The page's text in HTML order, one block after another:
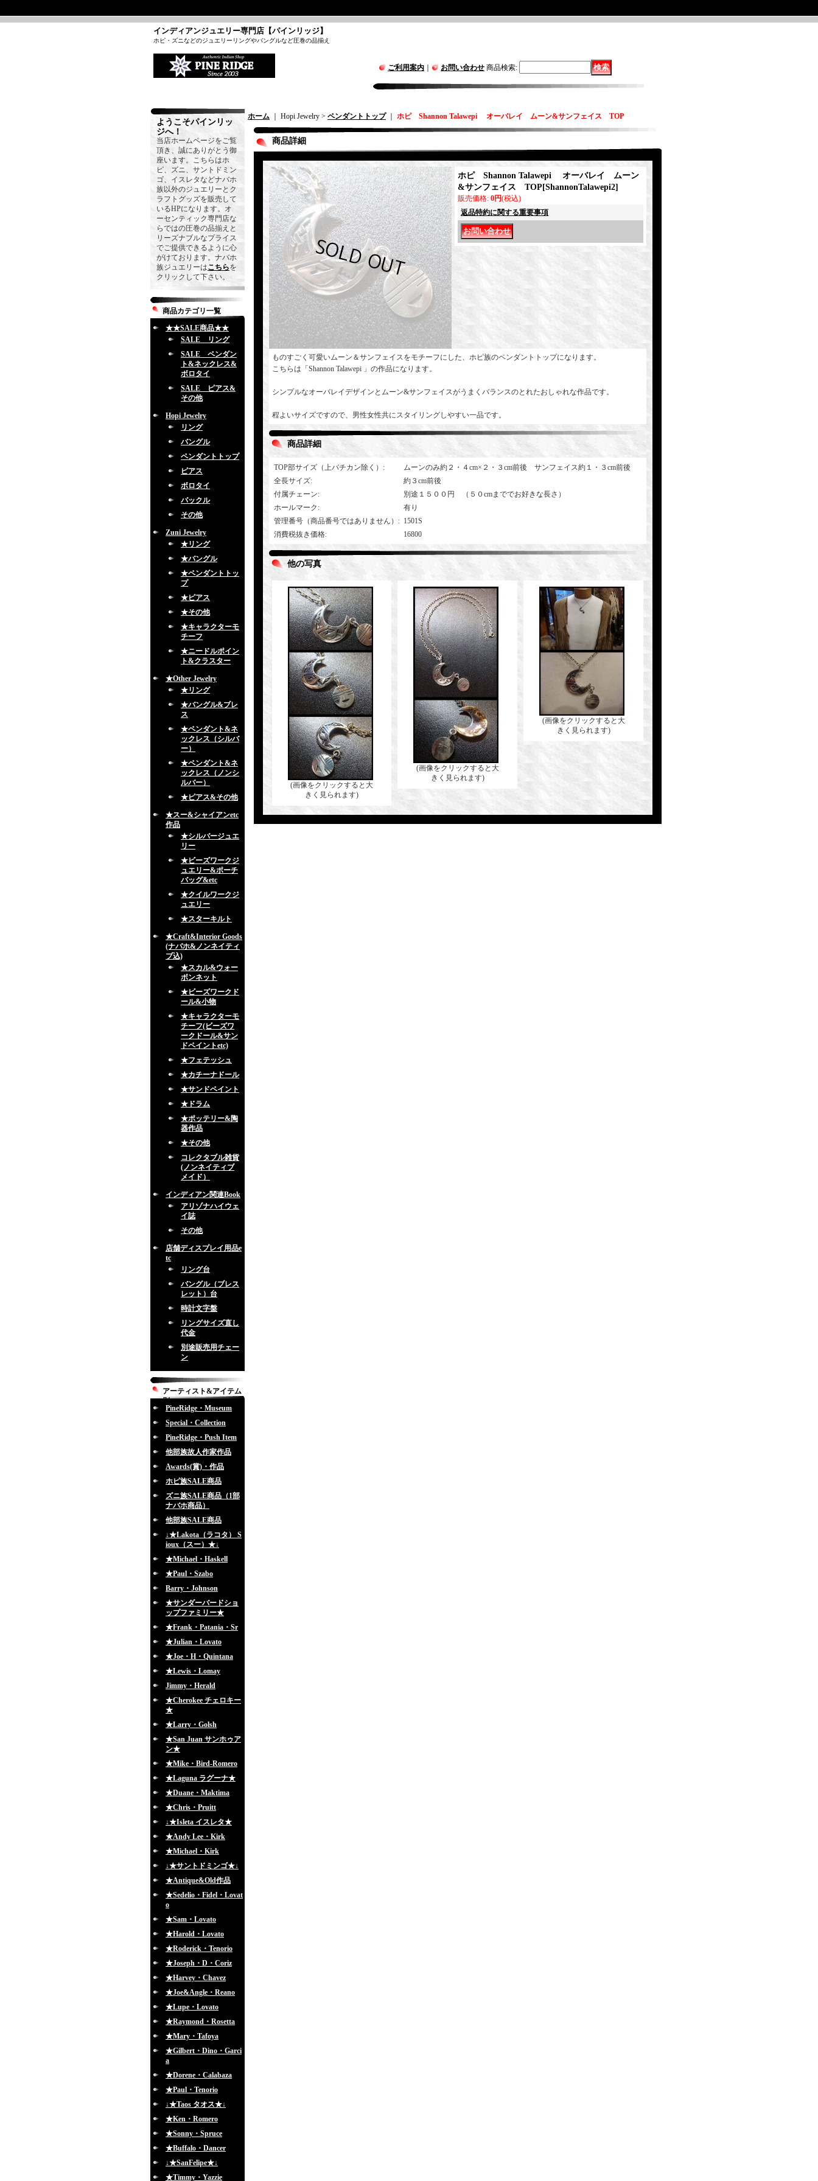
インディアンジュエリー専門店【パインリッジ】
ホピ・ズニなどのジュエリーリングやバングルなど圧巻の品揃え
ご利用案内 お問い合わせ 商品検索:
ようこそパインリッ
ジへ！
当店ホームページをご覧
頂き、誠にありがとう御
座います。こちらはホ
ピ、ズニ、サントドミン
ゴ、イスレタなどナバホ
族以外のジュエリーとク
ラフトグッズを販売して
いるHPになります。オ
ーセンティック専門店な
らではの圧巻の品揃えと
リーズナブルなプライス
でご提供できるように心
がけております。ナバホ
族ジュエリーはこちらを
クリックして下さい。
商品カテゴリ一覧
★★SALE商品★★
SALE リング
SALE ペンダン
ト&ネックレス&
ボロタイ
SALE ピアス&
その他
Hopi Jewelry
リング
バングル
ペンダントトップ
ピアス
ボロタイ
バックル
その他
Zuni Jewelry
★リング
★バングル
★ペンダントトッ
プ
★ピアス
★その他
★キャラクターモ
チーフ
★ニードルポイン
ト&クラスター
★Other Jewelry
★リング
★バングル&ブレ
ス
★ペンダント&ネ
ックレス（シルバ
ー）
★ペンダント&ネ
ックレス（ノンシ
ルバー）
★ピアス&その他
★スー&シャイアンetc
作品
★シルバージュエ
リー
★ビーズワークジ
ュエリー&ポーチ
バッグ&etc
★クイルワークジ
ュエリー
★スターキルト
★Craft&Interior Goods
(ナバホ&ノンネイティ
ブ込)
★スカル&ウォー
ボンネット
★ビーズワークド
ール&小物
★キャラクターモ
チーフ(ビーズワ
ークドール&サン
ドペイントetc)
★フェテッシュ
★カチーナドール
★サンドペイント
★ドラム
★ポッテリー&陶
器作品
★その他
コレクタブル雑貨
(ノンネイティブ
メイド）
インディアン関連Book
アリゾナハイウェ
イ誌
その他
店舗ディスプレイ用品e
tc
リング台
バングル（ブレス
レット）台
時計文字盤
リングサイズ直し
代金
別途販売用チェー
ン
アーティスト&アイテム
別
PineRidge・Museum
Special・Collection
PineRidge・Push Item
他部族故人作家作品
Awards(賞)・作品
ホピ族SALE商品
ズニ族SALE商品（1部
ナバホ商品）
他部族SALE商品
↓★Lakota（ラコタ） S
ioux（スー）★↓
★Michael・Haskell
★Paul・Szabo
Barry・Johnson
★サンダーバードショ
ップファミリー★
★Frank・Patania・Sr
★Julian・Lovato
★Joe・H・Quintana
★Lewis・Lomay
Jimmy・Herald
★Cherokee チェロキー
★
★Larry・Golsh
★San Juan サンホゥア
ン★
★Mike・Bird-Romero
★Laguna ラグーナ★
★Duane・Maktima
★Chris・Pruitt
↓★Isleta イスレタ★
★Andy Lee・Kirk
★Michael・Kirk
↓★サントドミンゴ★↓
★Antique&Old作品
★Sedelio・Fidel・Lovat
o
★Sam・Lovato
★Harold・Lovato
★Roderick・Tenorio
★Joseph・D・Coriz
★Harvey・Chavez
★Joe&Angle・Reano
★Lupe・Lovato
★Raymond・Rosetta
★Mary・Tafoya
★Gilbert・Dino・Garci
a
★Dorene・Calabaza
★Paul・Tenorio
↓★Taos タオス★↓
★Ken・Romero
★Sonny・Spruce
★Buffalo・Dancer
↓★SanFelipe★↓
★Timmy・Yazzie
ホーム ｜ Hopi Jewelry > ペンダントトップ｜ ホピ Shannon Talawepi オーバレイ ムーン&サンフェイス TOP
商品詳細
ホピ Shannon Talawepi オーバレイ ムーン
&サンフェイス TOP [ShannonTalawepi2]
販売価格: 0円(税込)
返品特約に関する重要事項
ものすごく可愛いムーン＆サンフェイスをモチーフにした、ホピ族のペンダントトップになります。
こちらは「Shannon Talawepi 」の作品になります。
シンプルなオーバレイデザインとムーン&サンフェイスがうまくバランスのとれたおしゃれな作品です。
程よいサイズですので、男性女性共にスタイリングしやすい一品です。
商品詳細
TOP部サイズ（上バチカン除く） :
ムーンのみ約２・４cm×２・３cm前後 サンフェイス約１・３cm前後
全長サイズ:
約３cm前後
付属チェーン:
別途１５００円 （５０cmまででお好きな長さ）
ホールマーク :
有り
管理番号（商品番号ではありません） : 1501S
消費税抜き価格: 16800
他の写真
(画像をクリックすると大
きく見られます)
(画像をクリックすると大
きく見られます)
(画像をクリックすると大
きく見られます)